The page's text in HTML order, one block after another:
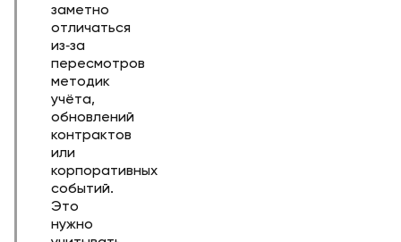
заметно
отличаться
из‑за
пересмотров
методик
учёта,
обновлений
контрактов
или
корпоративных
событий.
Это
нужно